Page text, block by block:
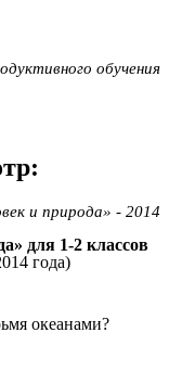
обучения
и природа» - 2014
для 1-2 классов
года)
океанами?